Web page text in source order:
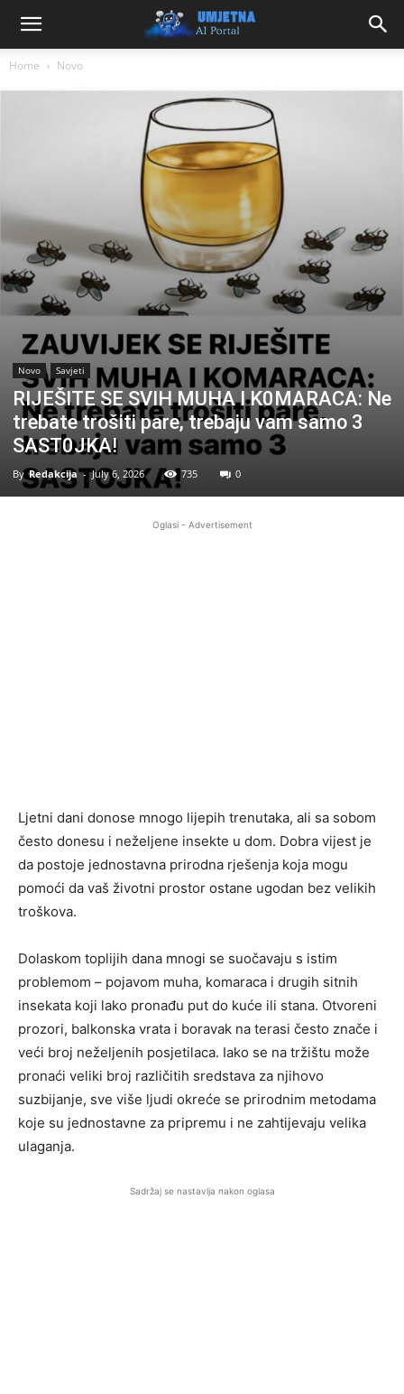
Home Novo
Novo Savjeti
RIJEŠITE SE SVIH MUHA I K0MARACA: Ne
trebate trošiti pare, trebaju vam samo 3
SAST0JKA!
By Redakcija - July 6, 2026 735 0
Oglasi - Advertisement
Ljetni dani donose mnogo lijepih trenutaka, ali sa sobom
često donesu i neželjene insekte u dom. Dobra vijest je
da postoje jednostavna prirodna rješenja koja mogu
pomoći da vaš životni prostor ostane ugodan bez velikih
troškova.
Dolaskom toplijih dana mnogi se suočavaju s istim
problemom – pojavom muha, komaraca i drugih sitnih
insekata koji lako pronađu put do kuće ili stana. Otvoreni
prozori, balkonska vrata i boravak na terasi često znače i
veći broj neželjenih posjetilaca. Iako se na tržištu može
pronaći veliki broj različitih sredstava za njihovo
suzbijanje, sve više ljudi okreće se prirodnim metodama
koje su jednostavne za pripremu i ne zahtijevaju velika
ulaganja.
Sadržaj se nastavlja nakon oglasa